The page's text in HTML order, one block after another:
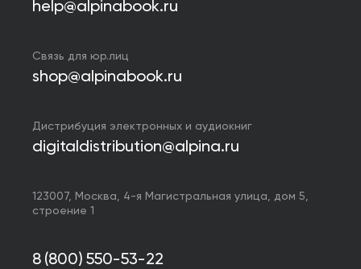
help@alpinabook.ru
Связь для юр.лиц
shop@alpinabook.ru
Дистрибуция электронных и аудиокниг
digitaldistribution@alpina.ru
123007, Москва, 4-я Магистральная улица, дом 5,
строение 1
8 (800) 550-53-22